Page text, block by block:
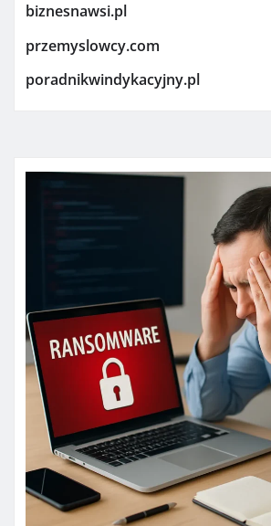
biznesnawsi.pl
przemyslowcy.com
poradnikwindykacyjny.pl